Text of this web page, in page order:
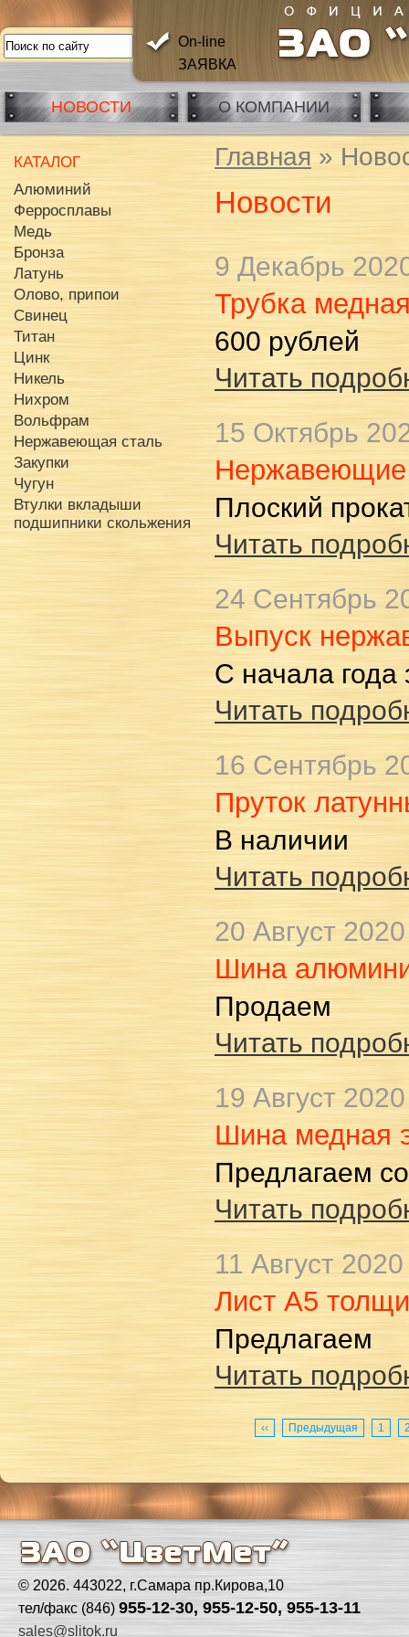
On-line
ЗАЯВКА
НОВОСТИ О КОМПАНИИ
Главная »
Новости
9 Декабрь
Трубка
600 рублей
Читать
15 Октябрь
Нержавеющие
Плоский
Читать
24 Сентябрь
Выпуск
С начала года
Читать
16 Сентябрь
Пруток
В наличии
Читать
20 Август 2020
Шина
Продаем
Читать
19 Август 2020
Шина медная
Предлагаем
Читать
11 Август 2020
Лист А5
Предлагаем
Читать
‹‹ Предыдущая 1
КАТАЛОГ
Алюминий
Ферросплавы
Медь
Бронза
Латунь
Олово, припои
Свинец
Титан
Цинк
Никель
Нихром
Вольфрам
Нержавеющая сталь
Закупки
Чугун
Втулки вкладыши
подшипники скольжения
© 2026. 443022, г.Самара пр.Кирова,10
тел/факс (846) 955-12-30, 955-12-50, 955-13-11
sales@slitok.ru